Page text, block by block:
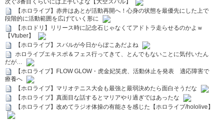
次ぐ3番目くらいには上手いよな【大空スバル】
【ホロライブ】赤井はあとが活動再開へ！心身の状態を最優先にした上で
段階的に活動範囲を広げていく形に
【ホロドリ】リリース時に記念石じゃなくてアドトラ走らせるのかよｗ
【Vtuber】
【ホロライブ】スバルが今日からぽこあだよね
ホロライブエキスポ＆フェス行ってきて、とんでもないことに気付いたん
だが…
【ホロライブ】FLOW GLOW・虎金妃笑虎、活動休止を発表 適応障害で
療養へ
【ホロライブ】マリオテニス大会も最強と最弱決めたら面白そうだな
【ホロライブ】真面目な話するとマリアやり過ぎではあったな
【ホロライブ】改めてラジオ体操の有能さを感じた【ホロライブ/hololive】